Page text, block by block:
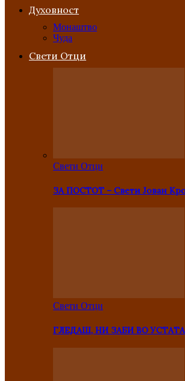
Духовност
Монаштво
Чуда
Свети Отци
Свети Отци
ЗА ПОСТОТ – Свети Јован
Свети Отци
ГЛЕДАШ, НИ ЗАБИ ВО